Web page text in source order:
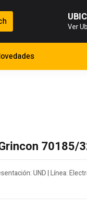
Ver
70185/
UND | Línea: